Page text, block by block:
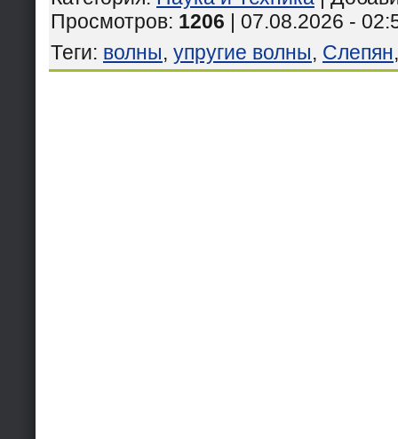
Просмотров: 1206 | 07.08.2026 -
Теги: волны, упругие волны, Слепян